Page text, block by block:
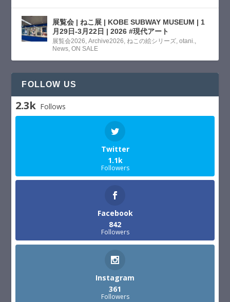
展覧会 | ねこ展 | KOBE SUBWAY MUSEUM | 1
月29日-3月22日 | 2026 #現代アート
展覧会2026 ,Archive2026 ねこの絵シリーズ ,otani.
News ,ON SALE
FOLLOW US
2.3k Follows
Twitter
1.1k
Followers
Facebook
842
Followers
Instagram
361
Followers